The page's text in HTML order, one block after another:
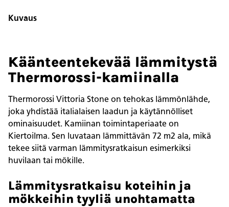
Kuvaus
Käänteentekevää lämmitystä
Thermorossi-kamiinalla
Thermorossi Vittoria Stone on tehokas lämmönlähde,
joka yhdistää italialaisen laadun ja käytännölliset
ominaisuudet. Kamiinan toimintaperiaate on
Kiertoilma. Sen luvataan lämmittävän 72 m2 ala, mikä
tekee siitä varman lämmitysratkaisun esimerkiksi
huvilaan tai mökille.
Lämmitysratkaisu koteihin ja
mökkeihin tyyliä unohtamatta